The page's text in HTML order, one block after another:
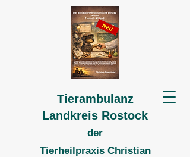
Tierambulanz
Landkreis Rostock
der
Tierheilpraxis Christian